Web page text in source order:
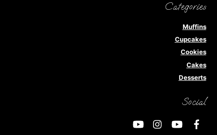
Categories
Muffins
Cupcakes
Cookies
Cakes
Desserts
Social